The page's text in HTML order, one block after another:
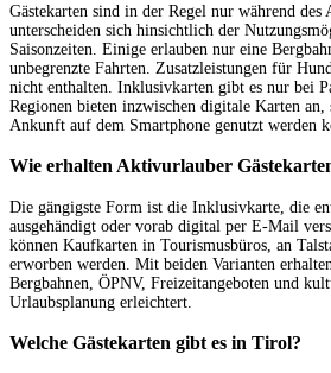
Gästekarten sind in der Regel nur während des
unterscheiden sich hinsichtlich der
Saisonzeiten. Einige erlauben nur eine
unbegrenzte Fahrten. Zusatzleistungen für
nicht enthalten. Inklusivkarten gibt es nur bei
Regionen bieten inzwischen digitale Karten an,
Ankunft auf dem Smartphone genutzt werden
Wie erhalten Aktivurlauber
Die gängigste Form ist die Inklusivkarte, die
ausgehändigt oder vorab digital per E-Mail
können Kaufkarten in Tourismusbüros, an
erworben werden. Mit beiden Varianten
Bergbahnen, ÖPNV, Freizeitangeboten und
Urlaubsplanung erleichtert.
Welche Gästekarten gibt es in Tirol?